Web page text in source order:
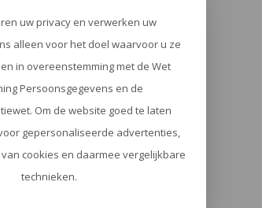
de betrouwbare
grip en
de perfecte balans
traditie en gevoed
met dit
uw privacy en verwerken uw
alleen voor het doel waarvoor u ze
in overeenstemming met de Wet
Persoonsgegevens en de
Om de website goed te laten
gepersonaliseerde advertenties,
cookies en daarmee vergelijkbare
technieken.